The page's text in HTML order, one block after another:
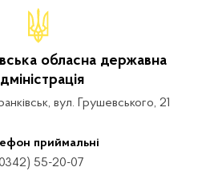
обласна державна
вул. Грушевського, 21
приймальні
55-20-07